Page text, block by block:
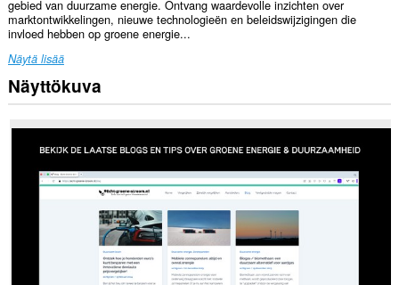
gebied van duurzame energie. Ontvang waardevolle inzichten over
marktontwikkelingen, nieuwe technologieën en beleidswijzigingen die
invloed hebben op groene energie...
Näytä lisää
Näyttökuva